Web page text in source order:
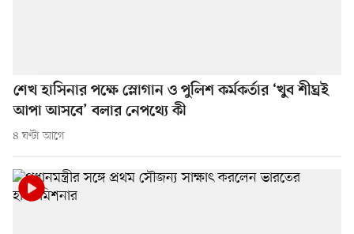
শেখ হাসিনার পক্ষে স্লোগান ও পুলিশ কর্মকর্তার ‘খুব শীঘ্রই
আপা আসবে’ বলার নেপথ্যে কী
৪ ঘণ্টা আগে